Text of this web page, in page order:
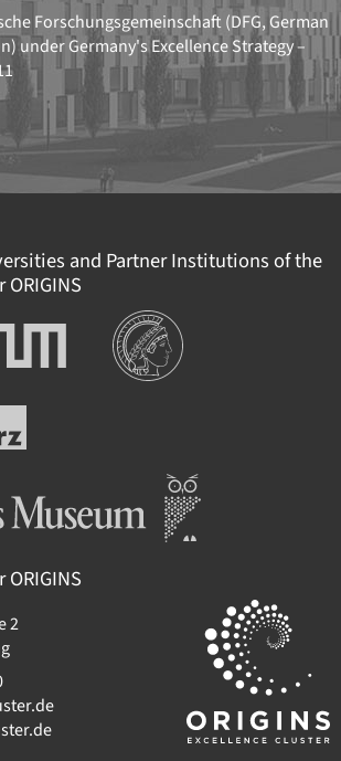
Forschungsgemeinschaft (DFG, German
under Germany's Excellence Strategy –
and Partner Institutions of the
ORIGINS
Institutions
ORIGINS
2